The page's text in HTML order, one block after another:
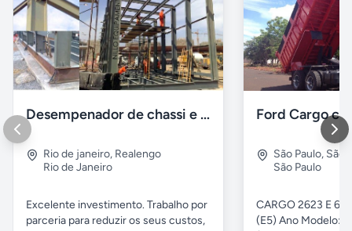
Desempenador de chassi e caçambas basculantes
Rio de janeiro, Realengo
Rio de Janeiro
Excelente investimento. Trabalho por
parceria para reduzir os seus custos,
São Paulo, São
São Paulo
CARGO 2623 E
(E5) Ano Modelo: